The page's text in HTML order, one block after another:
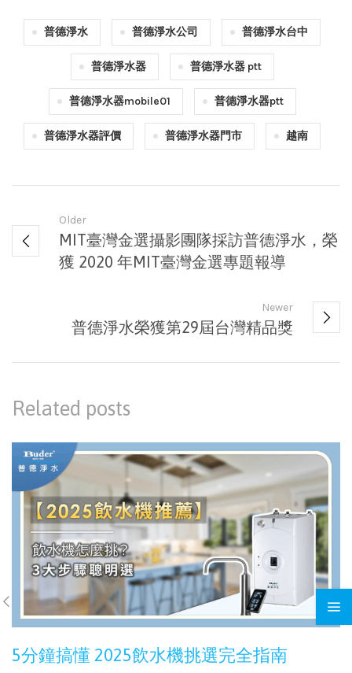
普德淨水 普德淨水公司 普德淨水台中
普德淨水器 普德淨水器 ptt
普德淨水器mobile01 普德淨水器ptt
普德淨水器評價 普德淨水器門市 越南
Older
MIT臺灣金選攝影團隊採訪普德淨水，榮
獲 2020 年MIT臺灣金選專題報導
Newer
普德淨水榮獲第29屆台灣精品獎
Related posts
5分鐘搞懂 2025飲水機挑選完全指南